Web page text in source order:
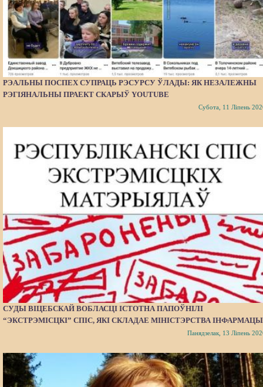
РЭАЛЬНЫ ПОСПЕХ СУПРАЦЬ РЭСУРСУ ЎЛАДЫ: ЯК НЕЗАЛЕЖНЫ
РЭГІЯНАЛЬНЫ ПРАЕКТ СКАРЫЎ YOUTUBE
Субота, 11 Ліпень
СУДЫ ВІЦЕБСКАЙ ВОБЛАСЦІ ІСТОТНА ПАПОЎНІЛІ
“ЭКСТРЭМІСЦКІ” СПІС, ЯКІ СКЛАДАЕ МІНІСТЭРСТВА
Панядзелак, 13 Ліпень